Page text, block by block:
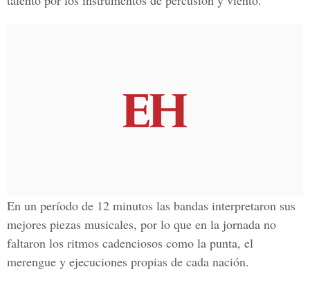
En un período de 12 minutos las bandas interpretaron sus
mejores piezas musicales, por lo que en la jornada no
faltaron los ritmos cadenciosos como la punta, el
merengue y ejecuciones propias de cada nación.